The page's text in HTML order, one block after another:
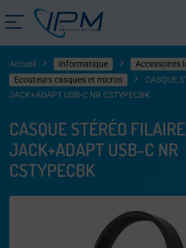
Accueil Informatique
Accessoires
Ecouteurs casques et micros
CASQUE
JACK+ADAPT USB-C NR CSTYPECBK
CASQUE STÉRÉO FILAIRE
JACK+ADAPT USB-C NR
CSTYPECBK